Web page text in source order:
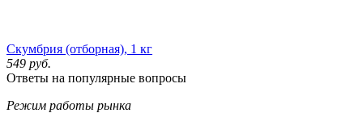
Скумбрия (отборная), 1 кг
549 руб.
Ответы на популярные вопросы
Режим работы рынка